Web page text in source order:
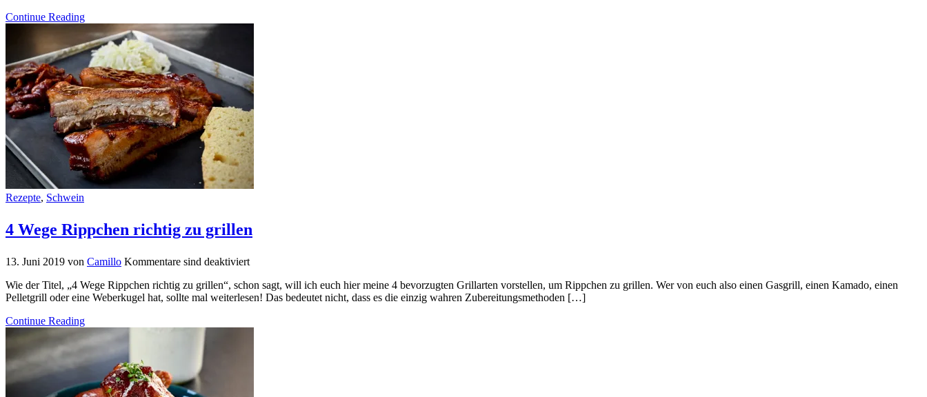
Continue Reading
Rezepte, Schwein
4 Wege Rippchen richtig zu grillen
13. Juni 2019 von Camillo Kommentare sind deaktiviert
Wie der Titel, „4 Wege Rippchen richtig zu grillen“, schon sagt, will ich euch hier meine 4 bevorzugten Grillarten vorstellen, um Rippchen zu grillen. Wer von euch also einen Gasgrill, einen Kamado, einen
Pelletgrill oder eine Weberkugel hat, sollte mal weiterlesen! Das bedeutet nicht, dass es die einzig wahren Zubereitungsmethoden […]
Continue Reading